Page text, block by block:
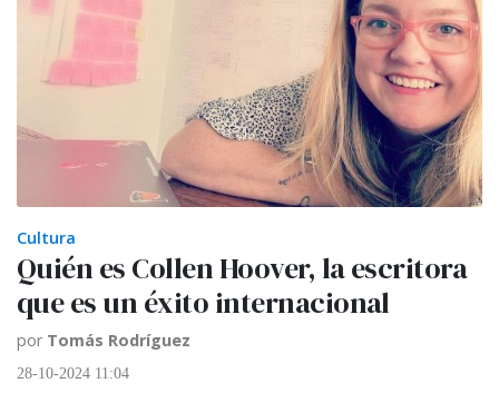
Cultura
Quién es Collen Hoover, la escritora
que es un éxito internacional
por Tomás Rodríguez
28-10-2024 11:04